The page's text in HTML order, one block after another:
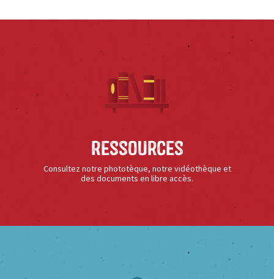
Ressources
Consultez notre phototèque, notre vidéothèque et
des documents en libre accès.